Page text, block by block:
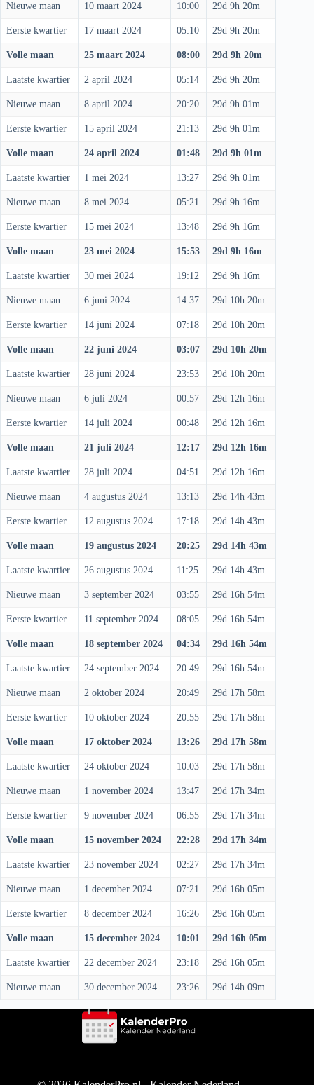
Nieuwe maan 10 maart 2024 10:00 29d 9h 20m
Eerste kwartier 17 maart 2024 05:10 29d 9h 20m
Volle maan 25 maart 2024 08:00 29d 9h 20m
Laatste kwartier 2 april 2024 05:14 29d 9h 20m
Nieuwe maan 8 april 2024 20:20 29d 9h 01m
Eerste kwartier 15 april 2024 21:13 29d 9h 01m
Volle maan 24 april 2024 01:48 29d 9h 01m
Laatste kwartier 1 mei 2024 13:27 29d 9h 01m
Nieuwe maan 8 mei 2024 05:21 29d 9h 16m
Eerste kwartier 15 mei 2024 13:48 29d 9h 16m
Volle maan 23 mei 2024 15:53 29d 9h 16m
Laatste kwartier 30 mei 2024 19:12 29d 9h 16m
Nieuwe maan 6 juni 2024 14:37 29d 10h 20m
Eerste kwartier 14 juni 2024 07:18 29d 10h 20m
Volle maan 22 juni 2024 03:07 29d 10h 20m
Laatste kwartier 28 juni 2024 23:53 29d 10h 20m
Nieuwe maan 6 juli 2024 00:57 29d 12h 16m
Eerste kwartier 14 juli 2024 00:48 29d 12h 16m
Volle maan 21 juli 2024 12:17 29d 12h 16m
Laatste kwartier 28 juli 2024 04:51 29d 12h 16m
Nieuwe maan 4 augustus 2024 13:13 29d 14h 43m
Eerste kwartier 12 augustus 2024 17:18 29d 14h 43m
Volle maan 19 augustus 2024 20:25 29d 14h 43m
Laatste kwartier 26 augustus 2024 11:25 29d 14h 43m
Nieuwe maan 3 september 2024 03:55 29d 16h 54m
Eerste kwartier 11 september 2024 08:05 29d 16h 54m
Volle maan 18 september 2024 04:34 29d 16h 54m
Laatste kwartier 24 september 2024 20:49 29d 16h 54m
Nieuwe maan 2 oktober 2024 20:49 29d 17h 58m
Eerste kwartier 10 oktober 2024 20:55 29d 17h 58m
Volle maan 17 oktober 2024 13:26 29d 17h 58m
Laatste kwartier 24 oktober 2024 10:03 29d 17h 58m
Nieuwe maan 1 november 2024 13:47 29d 17h 34m
Eerste kwartier 9 november 2024 06:55 29d 17h 34m
Volle maan 15 november 2024 22:28 29d 17h 34m
Laatste kwartier 23 november 2024 02:27 29d 17h 34m
Nieuwe maan 1 december 2024 07:21 29d 16h 05m
Eerste kwartier 8 december 2024 16:26 29d 16h 05m
Volle maan 15 december 2024 10:01 29d 16h 05m
Laatste kwartier 22 december 2024 23:18 29d 16h 05m
Nieuwe maan 30 december 2024 23:26 29d 14h 09m